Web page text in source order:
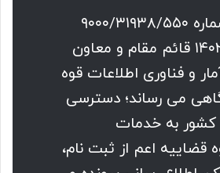
حسب نامه شماره ۹۰۰۰/۳۱۹۳۸/۵۵۰
مورخ ۱۴۰۲/۱۲/۲۳ قائم مقام و معاون
و فناوری اطلاعات قوه
می رساند؛ دسترسی
کشور به خدمات
قضاییه اعم از ثبت نام،